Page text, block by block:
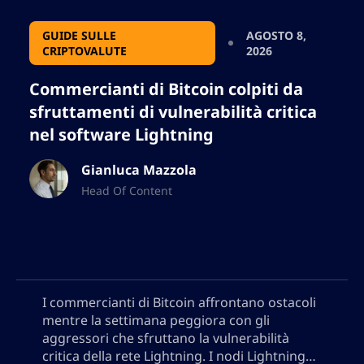
GUIDE SULLE
CRIPTOVALUTE
AGOSTO 8,
2026
Commercianti di Bitcoin colpiti da
sfruttamenti di vulnerabilità critica
nel software Lightning
Gianluca Mazzola
Head Of Content
I commercianti di Bitcoin affrontano ostacoli
mentre la settimana peggiora con gli
aggressori che sfruttano la vulnerabilità
critica della rete Lightning. I nodi Lightning